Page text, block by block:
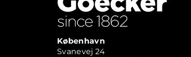
København
Svanevej 24